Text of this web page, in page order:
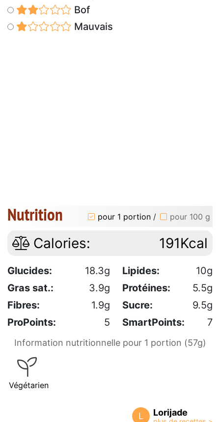
Bof
Mauvais
Nutrition pour 1 portion / pour 100 g
Calories: 191Kcal
Glucides: 18.3g Lipides:
10g
Gras sat.:
3.9g Protéines:
5.5g
Fibres:
1.9g Sucre:
9.5g
ProPoints:
5 SmartPoints: 7
Information nutritionnelle pour 1 portion (57g)
Végétarien
L Lorijade